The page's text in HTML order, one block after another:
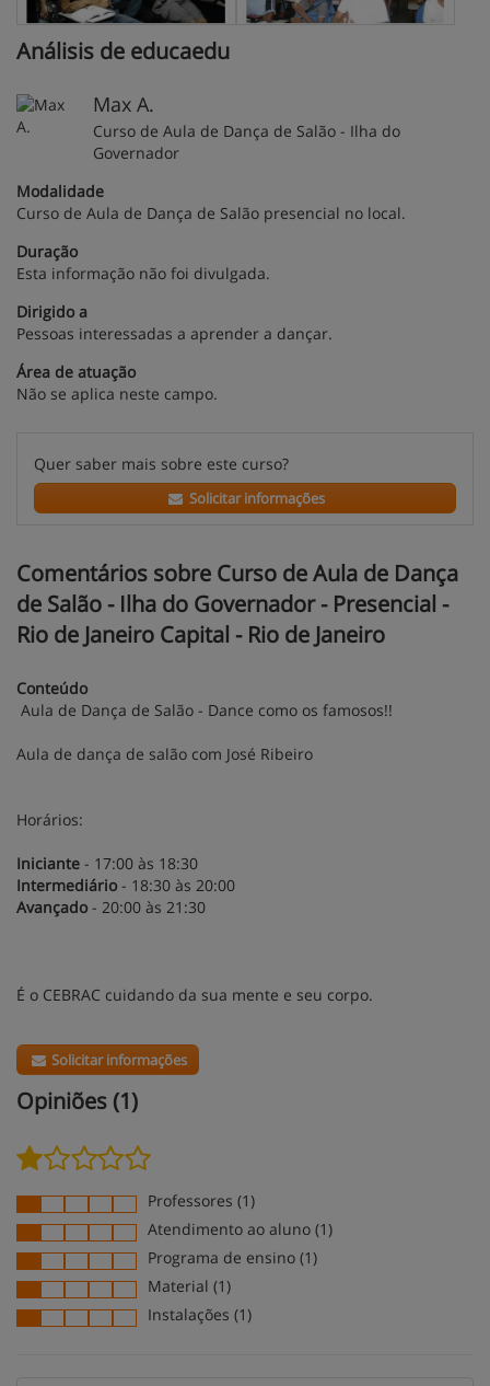
Análisis de educaedu
Max A.
Curso de Aula de Dança de Salão - Ilha do
Governador
Modalidade
Curso de Aula de Dança de Salão presencial no local.
Duração
Esta informação não foi divulgada.
Dirigido a
Pessoas interessadas a aprender a dançar.
Área de atuação
Não se aplica neste campo.
Quer saber mais sobre este curso?
Solicitar informações
Comentários sobre Curso de Aula de Dança
de Salão - Ilha do Governador - Presencial -
Rio de Janeiro Capital - Rio de Janeiro
Conteúdo
Aula de Dança de Salão - Dance como os famosos!!
Aula de dança de salão com José Ribeiro
Horários:
Iniciante - 17:00 às 18:30
Intermediário - 18:30 às 20:00
Avançado - 20:00 às 21:30
É o CEBRAC cuidando da sua mente e seu corpo.
Solicitar informações
Opiniões (1)
Professores (1)
Atendimento ao aluno (1)
Programa de ensino (1)
Material (1)
Instalações (1)